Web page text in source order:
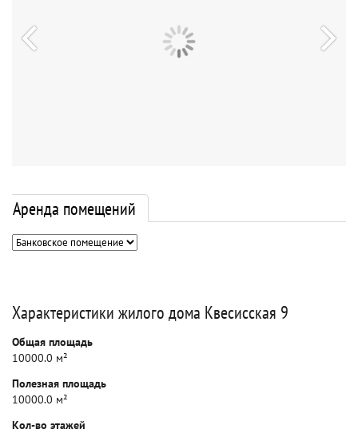
Аренда помещений
Характеристики жилого дома Квесисская 9
Общая площадь
10000.0 м²
Полезная площадь
10000.0 м²
Кол-во этажей